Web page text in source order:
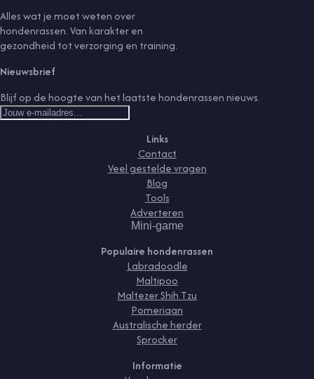
Alles wat je moet weten over
hondenrassen. Van karakter en
gezondheid tot verzorging en training.
Nieuwsbrief
Blijf op de hoogte van het laatste hondenrassen nieuws.
Links
Contact
Veel gestelde vragen
Blog
Tools
Adverteren
Mini-game
Populaire hondenrassen
Labradoodle
Maltipoo
Maltezer Shih Tzu
Pomeriaan
Australische herder
Sprocker
Informatie